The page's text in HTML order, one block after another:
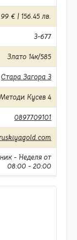
€ | 156.45 лв.
3-677
Злато 14к/585
Стара Загора 3
Кусев 4
0897709101
- Неделя от
08:00 - 20:00